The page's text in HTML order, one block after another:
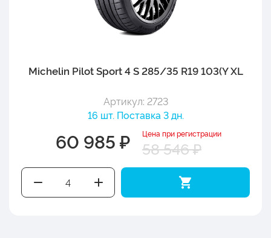
Michelin Pilot Sport 4 S 285/35 R19 103(Y XL
Артикул: 2723
16 шт. Поставка 3 дн.
60 985 ₽ Цена при регистрации
58 546 ₽